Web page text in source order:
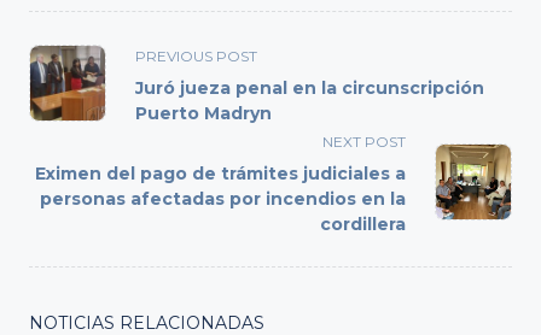
<span
class="nav-
subtitle
reader-
text">Page</span>
PREVIOUS POST
Juró jueza penal en la circunscripción
Puerto Madryn
NEXT POST
Eximen del pago de trámites judiciales a
personas afectadas por incendios en la
cordillera
NOTICIAS RELACIONADAS